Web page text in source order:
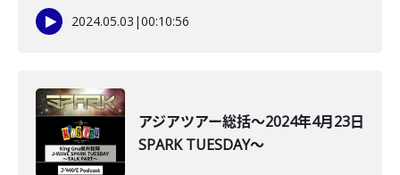
2024.05.03 |00:10:56
アジアツアー総括～2024年4月23日
SPARK TUESDAY～